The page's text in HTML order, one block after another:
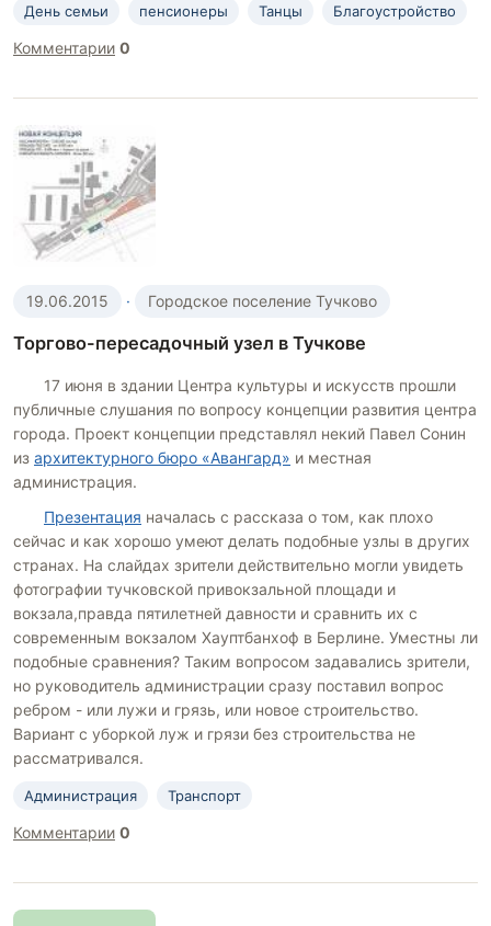
День семьи пенсионеры Танцы Благоустройство
Комментарии 0
19.06.2015 · Городское поселение Тучково
Торгово-пересадочный узел в Тучкове
17 июня в здании Центра культуры и искусств прошли
публичные слушания по вопросу концепции развития центра
города. Проект концепции представлял некий Павел Сонин
из архитектурного бюро «Авангард» и местная
администрация.
Презентация началась с рассказа о том, как плохо
сейчас и как хорошо умеют делать подобные узлы в других
странах. На слайдах зрители действительно могли увидеть
фотографии тучковской привокзальной площади и
вокзала,правда пятилетней давности и сравнить их с
современным вокзалом Хауптбанхоф в Берлине. Уместны ли
подобные сравнения? Таким вопросом задавались зрители,
но руководитель администрации сразу поставил вопрос
ребром - или лужи и грязь, или новое строительство.
Вариант с уборкой луж и грязи без строительства не
рассматривался.
Администрация Транспорт
Комментарии 0